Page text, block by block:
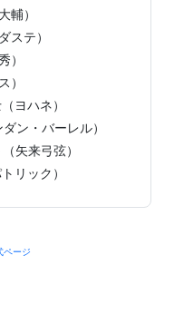
輔）
ステ）
）
）
ヨハネ）
ン・バーレル）
矢来弓弦）
リック）
ページ